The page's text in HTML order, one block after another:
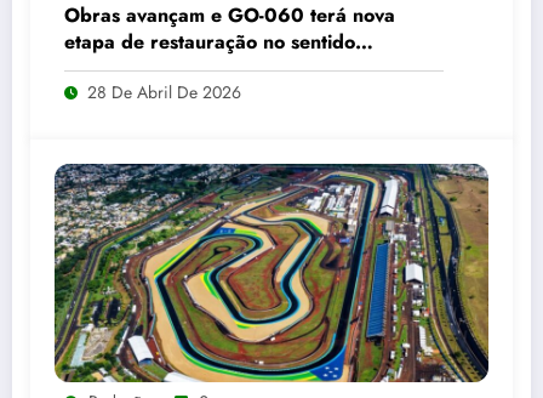
Obras avançam e GO-060 terá nova
etapa de restauração no sentido
Goiânia–Trindade a partir de maio
28 De Abril De 2026